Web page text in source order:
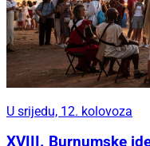
U srijedu, 12. kolovoza
XVIII. Burnumske